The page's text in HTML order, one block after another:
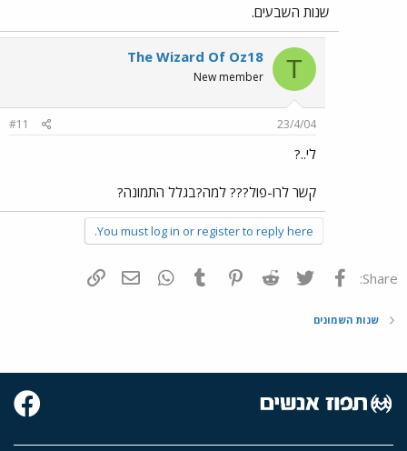
שנות השבעים.
T
The Wizard Of Oz18
New member
23/4/04
#11
לי..?
קשר לרו-פול??? למה?בגלל התמונה?
You must log in or register to reply here.
Share: פייסבוק Twitter
Reddit
Pinterest
Tumblr
WhatsAppדואר אלקטרוני
שנות השמונים